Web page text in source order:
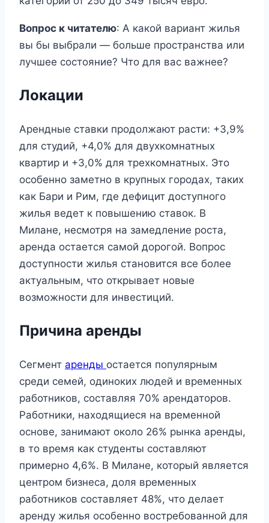
Вопрос к читателю: А какой вариант жилья
вы бы выбрали — больше пространства или
лучшее состояние? Что для вас важнее?
Локации
Арендные ставки продолжают расти: +3,9%
для студий, +4,0% для двухкомнатных
квартир и +3,0% для трехкомнатных. Это
особенно заметно в крупных городах, таких
как Бари и Рим, где дефицит доступного
жилья ведет к повышению ставок. В
Милане, несмотря на замедление роста,
аренда остается самой дорогой. Вопрос
доступности жилья становится все более
актуальным, что открывает новые
возможности для инвестиций.
Причина аренды
Сегмент аренды остается популярным
среди семей, одиноких людей и временных
работников, составляя 70% арендаторов.
Работники, находящиеся на временной
основе, занимают около 26% рынка аренды,
в то время как студенты составляют
примерно 4,6%. В Милане, который является
центром бизнеса, доля временных
работников составляет 48%, что делает
аренду жилья особенно востребованной для